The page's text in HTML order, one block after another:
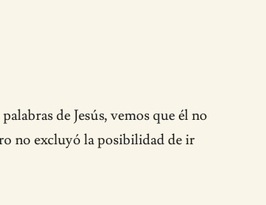
de Jesús, vemos que él no
no excluyó la posibilidad de ir